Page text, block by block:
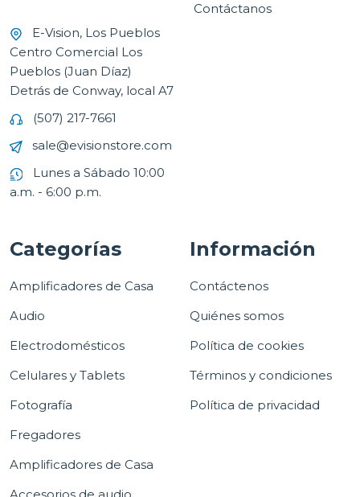
E-Vision, Los Pueblos
Centro Comercial Los
Pueblos (Juan Díaz)
Detrás de Conway, local A7
(507) 217-7661
sale@evisionstore.com
Lunes a Sábado 10:00
a.m. - 6:00 p.m.
Contáctanos
Categorías
Amplificadores de Casa
Audio
Electrodomésticos
Celulares y Tablets
Fotografía
Fregadores
Amplificadores de Casa
Información
Contáctenos
Quiénes somos
Política de cookies
Términos y condiciones
Política de privacidad